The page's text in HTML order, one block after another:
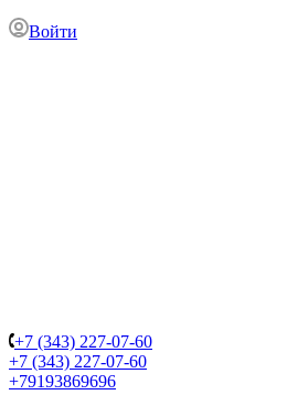
Войти
+7 (343) 227-07-60
+7 (343) 227-07-60
+79193869696